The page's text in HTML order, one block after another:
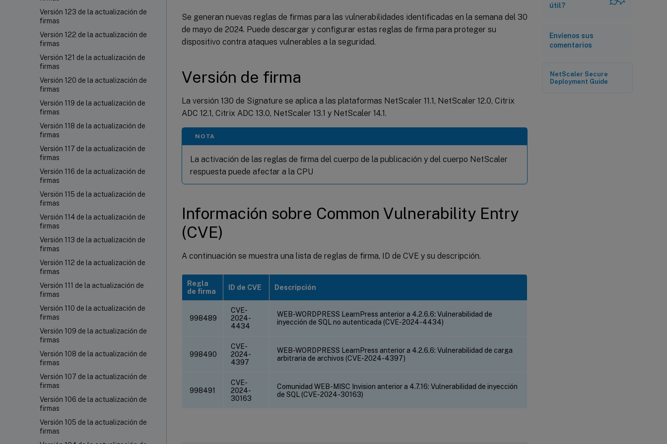
Versión 123 de la actualización de
firmas
Versión 122 de la actualización de
firmas
Versión 121 de la actualización de
firmas
Versión 120 de la actualización de
firmas
Versión 119 de la actualización de
firmas
Versión 118 de la actualización de
firmas
Versión 117 de la actualización de
firmas
Versión 116 de la actualización de
firmas
Versión 115 de la actualización de
firmas
Versión 114 de la actualización de
firmas
Versión 113 de la actualización de
firmas
Versión 112 de la actualización de
firmas
Versión 111 de la actualización de
firmas
Versión 110 de la actualización de
firmas
Versión 109 de la actualización de
firmas
Versión 108 de la actualización de
firmas
Versión 107 de la actualización de
firmas
Versión 106 de la actualización de
firmas
Versión 105 de la actualización de
firmas
Se generan nuevas reglas de firmas para las vulnerabilidades identificadas en la semana del 30
de mayo de 2024. Puede descargar y configurar estas reglas de firma para proteger su
dispositivo contra ataques vulnerables a la seguridad.
Versión de firma
La versión 130 de Signature se aplica a las plataformas NetScaler 11.1, NetScaler 12.0, Citrix
ADC 12.1, Citrix ADC 13.0, NetScaler 13.1 y NetScaler 14.1.
NOTA
La activación de las reglas de firma del cuerpo de la publicación y del cuerpo NetScaler
respuesta puede afectar a la CPU
Información sobre Common Vulnerability Entry
(CVE)
A continuación se muestra una lista de reglas de firma, ID de CVE y su descripción.
Regla
de firma
ID de CVE Descripción
998489
CVE-
2024-
4434
WEB-WORDPRESS LearnPress anterior a 4.2.6.6: Vulnerabilidad de
inyección de SQL no autenticada (CVE-2024-4434)
998490
CVE-
2024-
4397
WEB-WORDPRESS LearnPress anterior a 4.2.6.6: Vulnerabilidad de carga
arbitraria de archivos (CVE-2024-4397)
998491
CVE-
2024-
30163
Comunidad WEB-MISC Invision anterior a 4.7.16: Vulnerabilidad de inyección
de SQL (CVE-2024-30163)
útil?
Envíenos sus
comentarios
NetScaler Secure
Deployment Guide